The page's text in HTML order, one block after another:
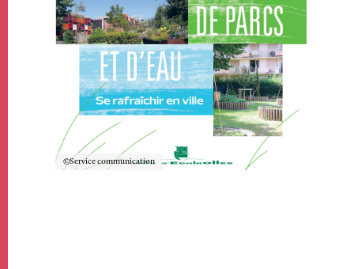
Copyright
Service communication